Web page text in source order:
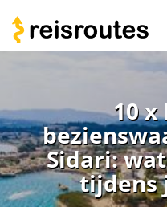
10 x
Sidari:
tijdens